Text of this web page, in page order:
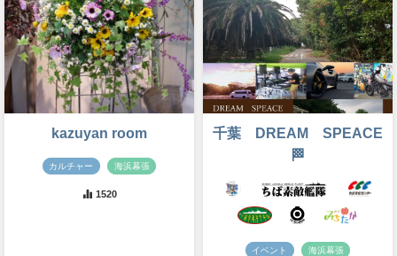
kazuyan room
カルチャー 海浜幕張
1520
千葉 DREAM SPEACE
🏁
イベント 海浜幕張